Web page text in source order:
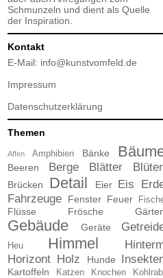
Schmunzeln und dient als Quelle
der Inspiration.
Kontakt
E-Mail: info@kunstvomfeld.de
Impressum
Datenschutzerklärung
Themen
Affen Amphibien Bänke
Beeren Berge Blätter
Brücken Detail Eier Eis
Fahrzeuge
Fenster Feuer
Flüsse Frösche
Gebäude Geräte
Heu Himmel
Horizont Holz Hunde
Kartoffeln Katzen Knochen